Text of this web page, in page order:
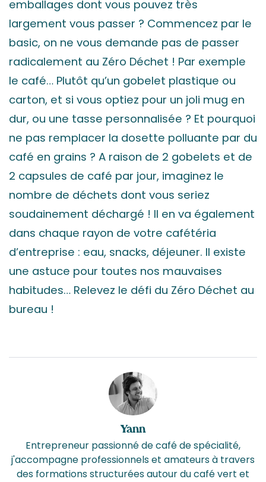
emballages dont vous pouvez très
largement vous passer ? Commencez par le
basic, on ne vous demande pas de passer
radicalement au Zéro Déchet ! Par exemple
le café… Plutôt qu’un gobelet plastique ou
carton, et si vous optiez pour un joli mug en
dur, ou une tasse personnalisée ? Et pourquoi
ne pas remplacer la dosette polluante par du
café en grains ? A raison de 2 gobelets et de
2 capsules de café par jour, imaginez le
nombre de déchets dont vous seriez
soudainement déchargé ! Il en va également
dans chaque rayon de votre cafétéria
d’entreprise : eau, snacks, déjeuner. Il existe
une astuce pour toutes nos mauvaises
habitudes… Relevez le défi du Zéro Déchet au
bureau !
Yann
Entrepreneur passionné de café de spécialité,
j'accompagne professionnels et amateurs à travers
des formations structurées autour du café vert et